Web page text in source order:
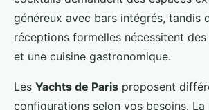
généreux avec bars intégrés, tandis
réceptions formelles nécessitent
et une cuisine gastronomique.
Les Yachts de Paris proposent
configurations selon vos besoins. La